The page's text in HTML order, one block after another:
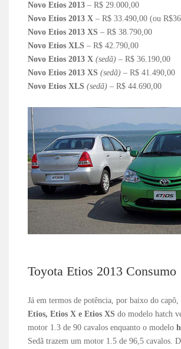
Novo Etios 2013 – R$ 29.000,00
Novo Etios 2013 X – R$ 33.490,00 (ou
Novo Etios 2013 XS – R$ 38.790,00
Novo Etios XLS – R$ 42.790,00
Novo Etios 2013 X (sedã) – R$ 36.190,00
Novo Etios 2013 XS (sedã) – R$ 41.490,00
Novo Etios XLS (sedã) – R$ 44.690,00
Toyota Etios 2013 Consumo
Já em termos de potência, por baixo do capô,
Etios, Etios X e Etios XS do modelo hatch
motor 1.3 de 90 cavalos enquanto o modelo
Sedã trazem um motor 1.5 de 96,5 cavalos.